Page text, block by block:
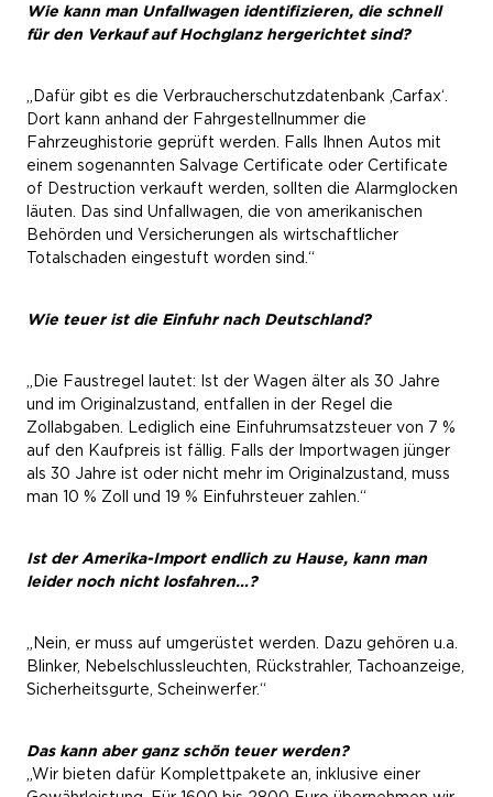
Wie kann man Unfallwagen identifizieren, die schnell
für den Verkauf auf Hochglanz hergerichtet sind?
„Dafür gibt es die Verbraucherschutzdatenbank ,Carfax‘.
Dort kann anhand der Fahrgestellnummer die
Fahrzeughistorie geprüft werden. Falls Ihnen Autos mit
einem sogenannten Salvage Certificate oder Certificate
of Destruction verkauft werden, sollten die Alarmglocken
läuten. Das sind Unfallwagen, die von amerikanischen
Behörden und Versicherungen als wirtschaftlicher
Totalschaden eingestuft worden sind.“
Wie teuer ist die Einfuhr nach Deutschland?
„Die Faustregel lautet: Ist der Wagen älter als 30 Jahre
und im Originalzustand, entfallen in der Regel die
Zollabgaben. Lediglich eine Einfuhrumsatzsteuer von 7 %
auf den Kaufpreis ist fällig. Falls der Importwagen jünger
als 30 Jahre ist oder nicht mehr im Originalzustand, muss
man 10 % Zoll und 19 % Einfuhrsteuer zahlen.“
Ist der Amerika-Import endlich zu Hause, kann man
leider noch nicht losfahren…?
„Nein, er muss auf umgerüstet werden. Dazu gehören u.a.
Blinker, Nebelschlussleuchten, Rückstrahler, Tachoanzeige,
Sicherheitsgurte, Scheinwerfer.“
Das kann aber ganz schön teuer werden?
„Wir bieten dafür Komplettpakete an, inklusive einer